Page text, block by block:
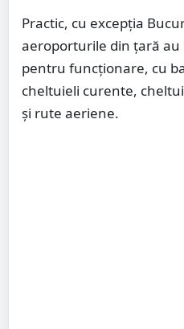
Practic, cu excepția
aeroporturile din țară au
pentru funcționare, cu
cheltuieli curente,
și rute aeriene.